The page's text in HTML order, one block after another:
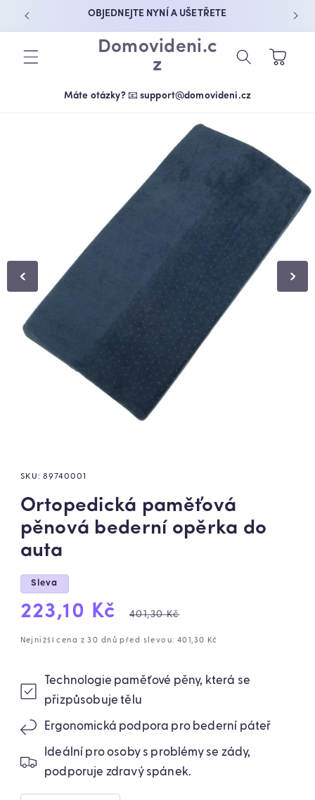
PŘEJÍT K
OBJEDNEJTE NYNÍ A UŠETŘETE
Domovideni.c
z
Košík
Máte otázky? 📧 support@domovideni.cz
SKU:89740001
Ortopedická paměťová
pěnová bederní opěrka do
auta
Sleva
Výprodejová
cena
223,10 Kč
Běžná
cena
401,30 Kč
Nejnižší cena z 30 dnů před slevou: 401,30 Kč
Technologie paměťové pěny, která se
přizpůsobuje tělu
Ergonomická podpora pro bederní páteř
Ideální pro osoby s problémy se zády,
podporuje zdravý spánek.